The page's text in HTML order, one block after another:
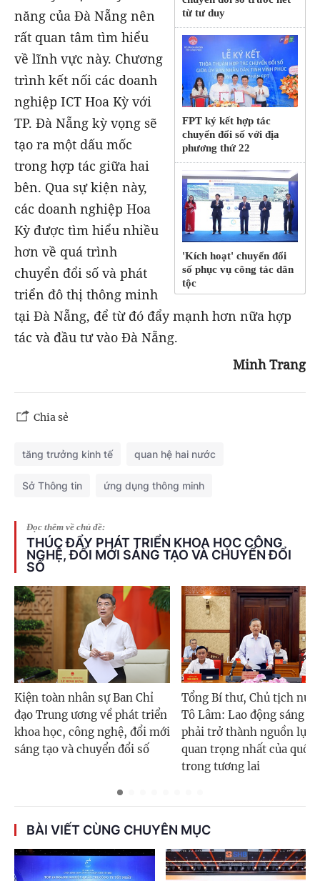
từ tư duy
FPT ký kết hợp tác
chuyển đổi số với địa
phương thứ 22
'Kích hoạt' chuyển đổi
số phục vụ công tác dân
tộc
năng của Đà Nẵng nên
rất quan tâm tìm hiểu
về lĩnh vực này. Chương
trình kết nối các doanh
nghiệp ICT Hoa Kỳ với
TP. Đà Nẵng kỳ vọng sẽ
tạo ra một dấu mốc
trong hợp tác giữa hai
bên. Qua sự kiện này,
các doanh nghiệp Hoa
Kỳ được tìm hiểu nhiều
hơn về quá trình
chuyển đổi số và phát
triển đô thị thông minh
tại Đà Nẵng, để từ đó đẩy mạnh hơn nữa hợp
tác và đầu tư vào Đà Nẵng.
Minh Trang
Chia sẻ
tăng trưởng kinh tế quan hệ hai nước
Sở Thông tin ứng dụng thông minh
Đọc thêm về chủ đề:
THÚC ĐẨY PHÁT TRIỂN KHOA HỌC CÔNG
NGHỆ, ĐỔI MỚI SÁNG TẠO VÀ CHUYỂN ĐỔI
SỐ
Kiện toàn nhân sự Ban Chỉ
đạo Trung ương về phát triển
khoa học, công nghệ, đổi mới
sáng tạo và chuyển đổi số
Tổng Bí thư, Chủ tịch
Tô Lâm: Lao động sáng
phải trở thành nguồn lực
quan trọng nhất của quốc
trong tương lai
BÀI VIẾT CÙNG CHUYÊN MỤC